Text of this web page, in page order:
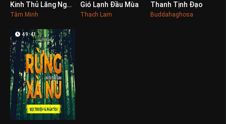
0
Kinh Thủ Lăng Nghiêm
Tâm Minh
0
Gió Lạnh Đầu Mùa
Thạch Lam
Thanh Tịnh Đạo
Buddahaghosa
49:41